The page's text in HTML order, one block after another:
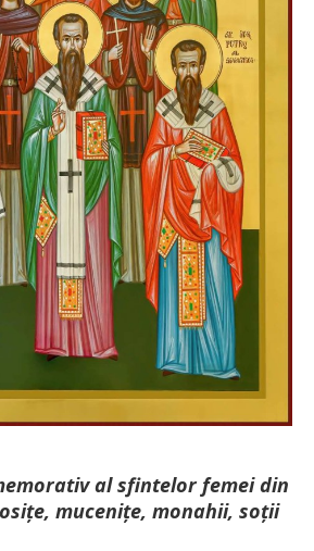
al sfintelor femei din
mu­cenițe, monahii, soții